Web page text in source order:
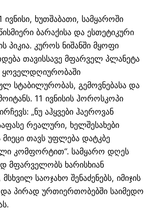
ხუთშაბათი, სამყაროში
ბარაქისა და ესთეტიკური
პიკია. კუროს ნიშანში მყოფი
თავისსავე მფარველ პლანეტა
ყოველდღიურობაში
სტაბილურობას, გემოვნებასა და
11 ივნისის ჰოროსკოპი
„ნუ აჰყვები ჰაეროვან
რეალური, ხელშესახები
მიეცი თავს უფლება დატკბე
კომფორტით“. სამყარო დღეს
მფარველობს ხარისხიან
მსხვილ საოჯახო შენაძენებს, იმიჯის
და პირად ურთიერთობებში საიმედო